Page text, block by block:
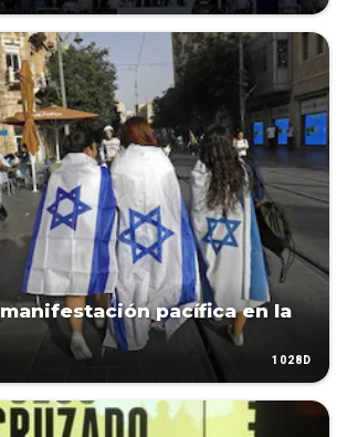
pacífica en la
1028D